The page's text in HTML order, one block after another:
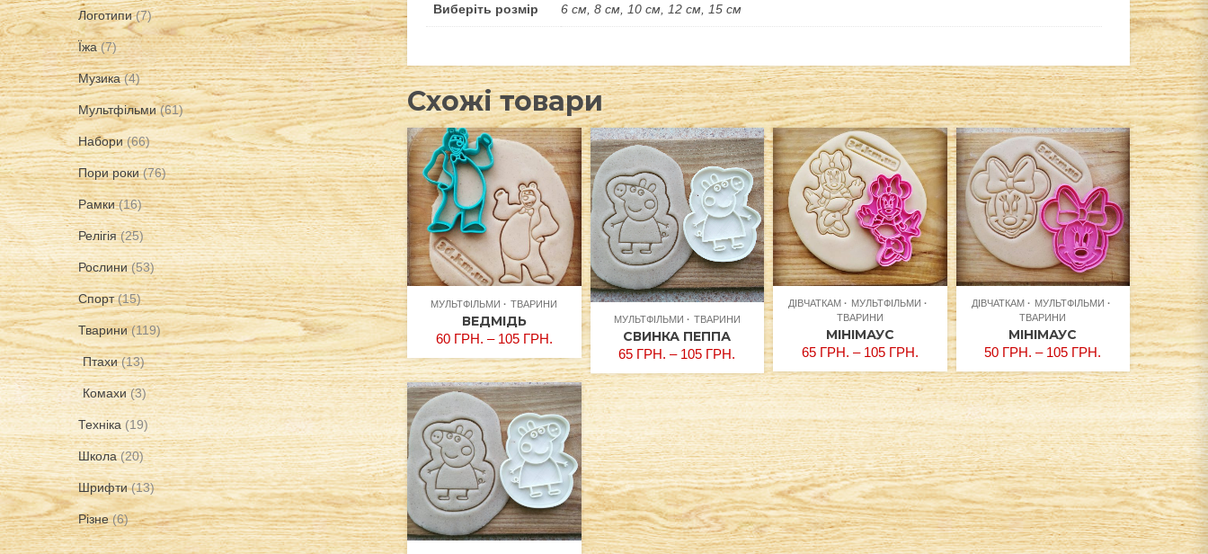
Виберіть розмір 6 см, 8 см, 10 см, 12 см, 15 см
Схожі товари
МУЛЬТФІЛЬМИ ТВАРИНИ
ВЕДМІДЬ
60 ГРН. – 105 ГРН.
МУЛЬТФІЛЬМИ ТВАРИНИ
СВИНКА ПЕППА
65 ГРН. – 105 ГРН.
ДІВЧАТКАМ
МУЛЬТФІЛЬМИ
ТВАРИНИ
МІНІМАУС
65 ГРН. – 105 ГРН.
ДІВЧАТКАМ
МУЛЬТФІЛЬМИ
ТВАРИНИ
МІНІМАУС
50 ГРН. – 105 ГРН.
Логотипи (7)
Їжа (7)
Музика (4)
Мультфільми (61)
Набори (66)
Пори роки (76)
Рамки (16)
Релігія (25)
Рослини (53)
Спорт (15)
Тварини (119)
Птахи (13)
Комахи (3)
Техніка (19)
Школа (20)
Шрифти (13)
Різне (6)